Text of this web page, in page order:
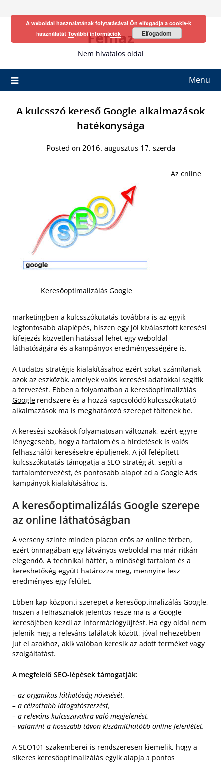
Fefhaz
Nem hivatalos oldal
Menu
A kulcsszó kereső Google alkalmazások
hatékonysága
Posted on 2016. augusztus 17. szerda
Keresőoptimalizálás Google
Az online
marketingben a kulcsszókutatás továbbra is az egyik
legfontosabb alaplépés, hiszen egy jól kiválasztott keresési
kifejezés közvetlen hatással lehet egy weboldal
láthatóságára és a kampányok eredményességére is.
A tudatos stratégia kialakításához ezért sokat számítanak
azok az eszközök, amelyek valós keresési adatokkal segítik
a tervezést. Ebben a folyamatban a keresőoptimalizálás
Google rendszere és a hozzá kapcsolódó kulcsszókutató
alkalmazások ma is meghatározó szerepet töltenek be.
A keresési szokások folyamatosan változnak, ezért egyre
lényegesebb, hogy a tartalom és a hirdetések is valós
felhasználói keresésekre épüljenek. A jól felépített
kulcsszókutatás támogatja a SEO-stratégiát, segíti a
tartalomtervezést, és pontosabb alapot ad a Google Ads
kampányok kialakításához is.
A keresőoptimalizálás Google szerepe
az online láthatóságban
A verseny szinte minden piacon erős az online térben,
ezért önmagában egy látványos weboldal ma már ritkán
elegendő. A technikai háttér, a minőségi tartalom és a
kereshetőség együtt határozza meg, mennyire lesz
eredményes egy felület.
Ebben kap központi szerepet a keresőoptimalizálás Google,
hiszen a felhasználók jelentős része ma is a Google
keresőjében kezdi az információgyűjtést. Ha egy oldal nem
jelenik meg a releváns találatok között, jóval nehezebben
jut el azokhoz, akik valóban keresik az adott terméket vagy
szolgáltatást.
A megfelelő SEO-lépések támogatják:
– az organikus láthatóság növelését,
– a célzottabb látogatószerzést,
– a releváns kulcsszavakra való megjelenést,
– valamint a hosszabb távon kiszámíthatóbb online jelenlétet.
A SEO101 szakemberei is rendszeresen kiemelik, hogy a
sikeres keresőoptimalizálás egyik alapja a pontos
A weboldal használatának folytatásával Ön elfogadja a cookie-k
használatát További információk Elfogadom